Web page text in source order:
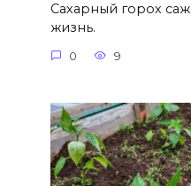
Сахарный горох
жизнь.
0 9